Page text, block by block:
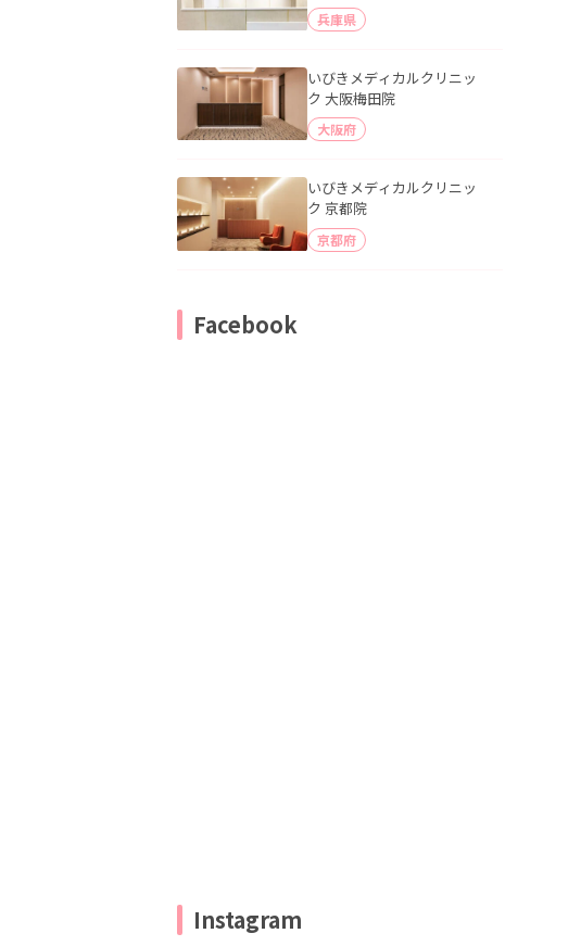
兵庫県
いびきメディカルクリニッ
ク 大阪梅田院
大阪府
いびきメディカルクリニッ
ク 京都院
京都府
Facebook
Instagram